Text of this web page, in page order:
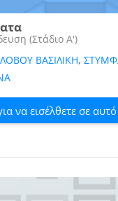
(Στάδιο Α')
ΒΑΣΙΛΙΚΗ,
να εισέλθετε σε